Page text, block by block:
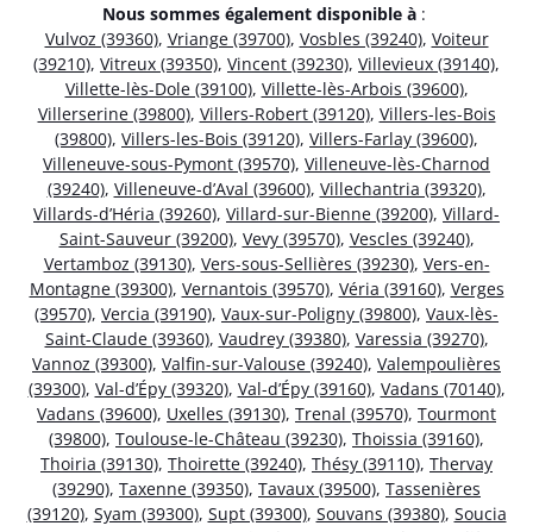
Nous sommes également disponible à :
Vulvoz (39360), Vriange (39700), Vosbles (39240), Voiteur
(39210), Vitreux (39350), Vincent (39230), Villevieux (39140),
Villette-lès-Dole (39100), Villette-lès-Arbois (39600),
Villerserine (39800), Villers-Robert (39120), Villers-les-Bois
(39800), Villers-les-Bois (39120), Villers-Farlay (39600),
Villeneuve-sous-Pymont (39570), Villeneuve-lès-Charnod
(39240), Villeneuve-d’Aval (39600), Villechantria (39320),
Villards-d’Héria (39260), Villard-sur-Bienne (39200), Villard-
Saint-Sauveur (39200), Vevy (39570), Vescles (39240),
Vertamboz (39130), Vers-sous-Sellières (39230), Vers-en-
Montagne (39300), Vernantois (39570), Véria (39160), Verges
(39570), Vercia (39190), Vaux-sur-Poligny (39800), Vaux-lès-
Saint-Claude (39360), Vaudrey (39380), Varessia (39270),
Vannoz (39300), Valfin-sur-Valouse (39240), Valempoulières
(39300), Val-d’Épy (39320), Val-d’Épy (39160), Vadans (70140),
Vadans (39600), Uxelles (39130), Trenal (39570), Tourmont
(39800), Toulouse-le-Château (39230), Thoissia (39160),
Thoiria (39130), Thoirette (39240), Thésy (39110), Thervay
(39290), Taxenne (39350), Tavaux (39500), Tassenières
(39120), Syam (39300), Supt (39300), Souvans (39380), Soucia